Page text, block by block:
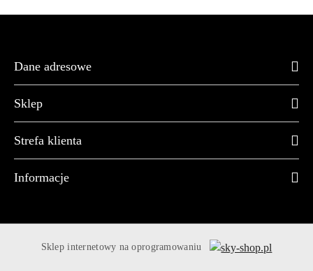
Dane adresowe
Sklep
Strefa klienta
Informacje
Sklep internetowy na oprogramowaniu